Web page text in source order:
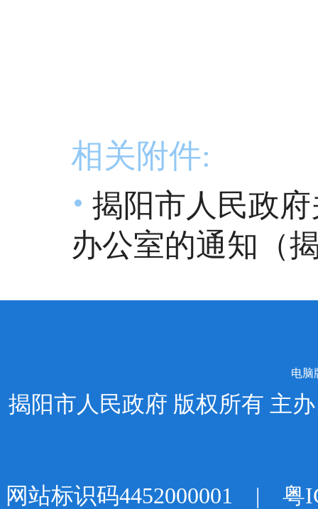
相关附件:
揭阳市人民政
办公室的通知（
电脑
揭阳市人民政府 版权所有 主
网站标识码4452000001 | 粤